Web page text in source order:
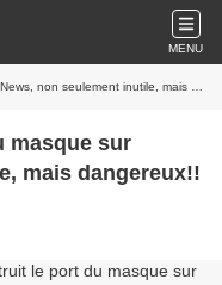
MENU
seulement inutile, mais dangereux!!
masque sur
mais dangereux!!